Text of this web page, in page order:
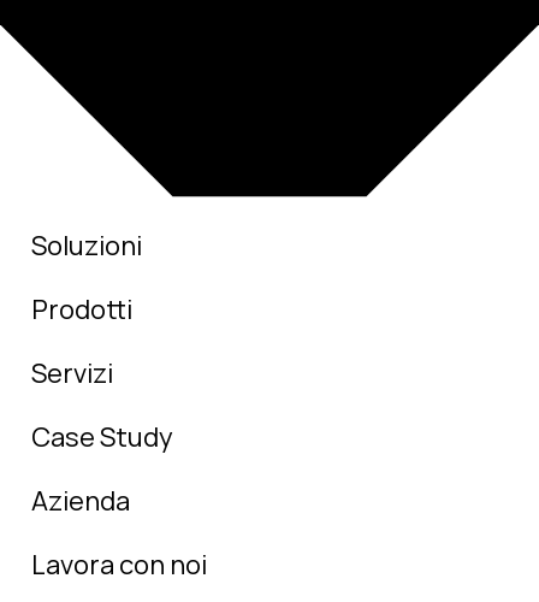
Soluzioni
Prodotti
Servizi
Case Study
Azienda
Lavora con noi